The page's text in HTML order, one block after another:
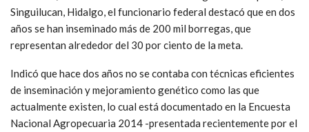
Singuilucan, Hidalgo, el funcionario federal destacó que en dos
años se han inseminado más de 200 mil borregas, que
representan alrededor del 30 por ciento de la meta.
Indicó que hace dos años no se contaba con técnicas eficientes
de inseminación y mejoramiento genético como las que
actualmente existen, lo cual está documentado en la Encuesta
Nacional Agropecuaria 2014 -presentada recientemente por el